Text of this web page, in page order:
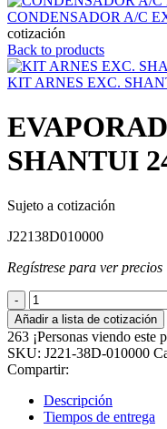
CONDENSADOR A/C
cotización
Back to products
KIT ARNES EXC.
SHANTUI
Sujeto a cotización
J22138D010000
Regístrese para ver precios
EVAPORADOR
A/C
EXC.
SHANTUI
24V
cantidad
Añadir a lista de cotización
263 ¡Personas viendo este
SKU: J221-38D-010000
Compartir:
Descripción
Tiempos de entrega